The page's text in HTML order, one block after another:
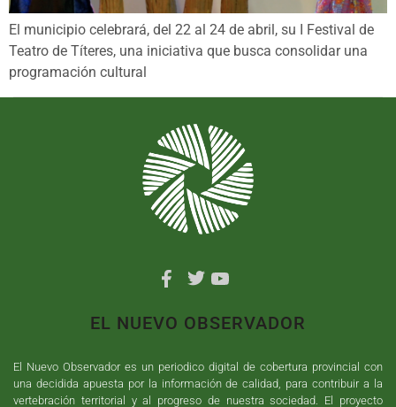
El municipio celebrará, del 22 al 24 de abril, su I Festival de
Teatro de Títeres, una iniciativa que busca consolidar una
programación cultural
EL NUEVO OBSERVADOR
El Nuevo Observador es un periodico digital de cobertura provincial con
una decidida apuesta por la información de calidad, para contribuir a la
vertebración territorial y al progreso de nuestra sociedad. El proyecto